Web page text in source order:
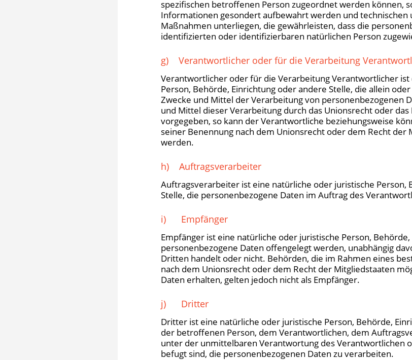
spezifischen betroffenen Person zugeordnet werden können,
Informationen gesondert aufbewahrt werden und technischen
Maßnahmen unterliegen, die gewährleisten, dass die
identifizierten oder identifizierbaren natürlichen Person
g) Verantwortlicher oder für die Verarbeitung
Verantwortlicher oder für die Verarbeitung Verantwortlicher
Person, Behörde, Einrichtung oder andere Stelle, die allein
Zwecke und Mittel der Verarbeitung von personenbezogenen
und Mittel dieser Verarbeitung durch das Unionsrecht oder
vorgegeben, so kann der Verantwortliche beziehungsweise
seiner Benennung nach dem Unionsrecht oder dem Recht der
werden.
h) Auftragsverarbeiter
Auftragsverarbeiter ist eine natürliche oder juristische Person,
Stelle, die personenbezogene Daten im Auftrag des
i) Empfänger
Empfänger ist eine natürliche oder juristische Person,
personenbezogene Daten offengelegt werden, unabhängig
Dritten handelt oder nicht. Behörden, die im Rahmen eines
nach dem Unionsrecht oder dem Recht der Mitgliedstaaten
Daten erhalten, gelten jedoch nicht als Empfänger.
j) Dritter
Dritter ist eine natürliche oder juristische Person, Behörde,
der betroffenen Person, dem Verantwortlichen, dem
unter der unmittelbaren Verantwortung des Verantwortlichen
befugt sind, die personenbezogenen Daten zu verarbeiten.